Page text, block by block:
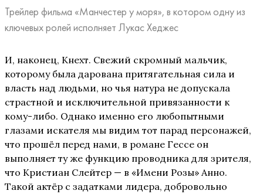
Трейлер фильма «Манчестер у моря», в котором одну из
ключевых ролей исполняет Лукас Хеджес
И, наконец, Кнехт. Свежий скромный мальчик,
которому была дарована притягательная сила и
власть над людьми, но чья натура не допускала
страстной и исключительной привязанности к
кому-либо. Однако именно его любопытными
глазами искателя мы видим тот парад персонажей,
что прошёл перед нами, в романе Гессе он
выполняет ту же функцию проводника для зрителя,
что Кристиан Слейтер — в «Имени Розы» Анно.
Такой актёр с задатками лидера, добровольно